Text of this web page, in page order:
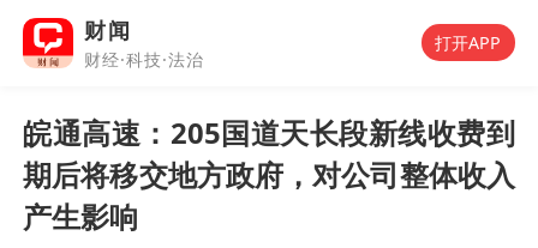
财闻
财经·科技·法治
打开APP
皖通高速：205国道天长段新线收费到
期后将移交地方政府，对公司整体收入
产生影响